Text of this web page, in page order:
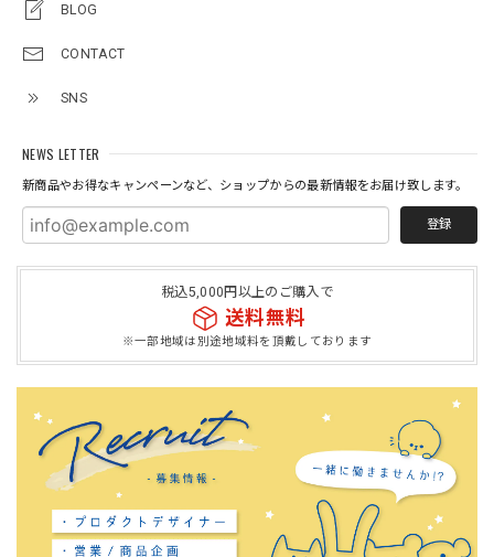
BLOG
CONTACT
SNS
NEWS LETTER
新商品やお得なキャンペーンなど、ショップからの最新情報をお届け致します。
登録
税込5,000円以上のご購入で
送料無料
※一部地域は別途地域料を頂戴しております